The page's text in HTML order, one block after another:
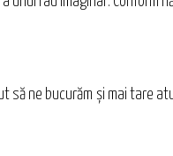
ne bucurăm şi mai tare